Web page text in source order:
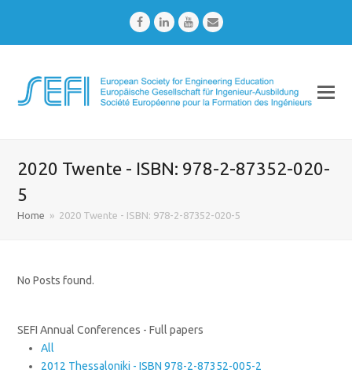
FacebookLinkedInYoutubeEmail
2020 Twente - ISBN: 978-2-87352-020-
5
Home » 2020 Twente - ISBN: 978-2-87352-020-5
No Posts found.
SEFI Annual Conferences - Full papers
All
2012 Thessaloniki - ISBN 978-2-87352-005-2